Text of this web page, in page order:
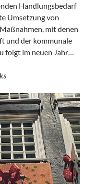
Handlungsbedarf
Umsetzung von
mit denen
und der kommunale
folgt im neuen Jahr…